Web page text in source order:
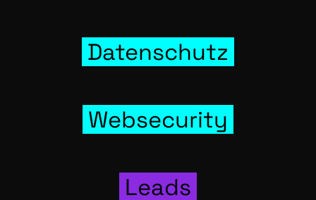
Daten­schutz
Web­se­cu­ri­ty
Leads